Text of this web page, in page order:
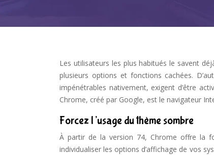
Les utilisateurs les plus habitués le savent
plusieurs options et fonctions cachées.
impénétrables nativement, exigent d’être
Chrome, créé par Google, est le navigateur
Forcez l’usage du thème sombre
À partir de la version 74, Chrome offre la
individualiser les options d’affichage de vos